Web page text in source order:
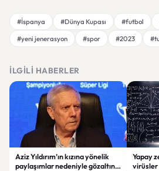
#İspanya #Dünya Kupası #futbol
#yeni jenerasyon
#spor #2023
İLGILI HABERLER
Aziz Yıldırım’ın kızına yönelik
paylaşımlar nedeniyle gözaltına
Yapay
virüsler